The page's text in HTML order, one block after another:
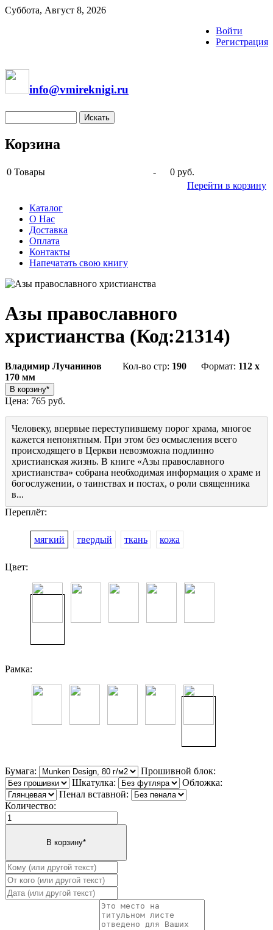
Суббота, Август 8, 2026
Войти
Регистрация
info@vmireknigi.ru
Корзина
0 Товары -
0 руб.
Перейти в корзину
Каталог
О Нас
Доставка
Оплата
Контакты
Напечатать свою книгу
Азы православного
христианства (Код:21314)
Владимир Лучанинов Кол-во стр: 190 Формат: 112 x
170 мм
Цена: 765 руб.
Человеку, впервые переступившему порог храма, многое
кажется непонятным. При этом без осмысления всего
происходящего в Церкви невозможна подлинно
христианская жизнь. В книге «Азы православного
христианства» собрана необходимая информация о храме и
богослужении, о таинствах и постах, о роли священника
в...
Переплёт:
мягкий твердый ткань кожа
Цвет:
Рамка:
Бумага:
Прошивной блок:
Шкатулка:
Обложка:
Пенал вставной:
Количество: